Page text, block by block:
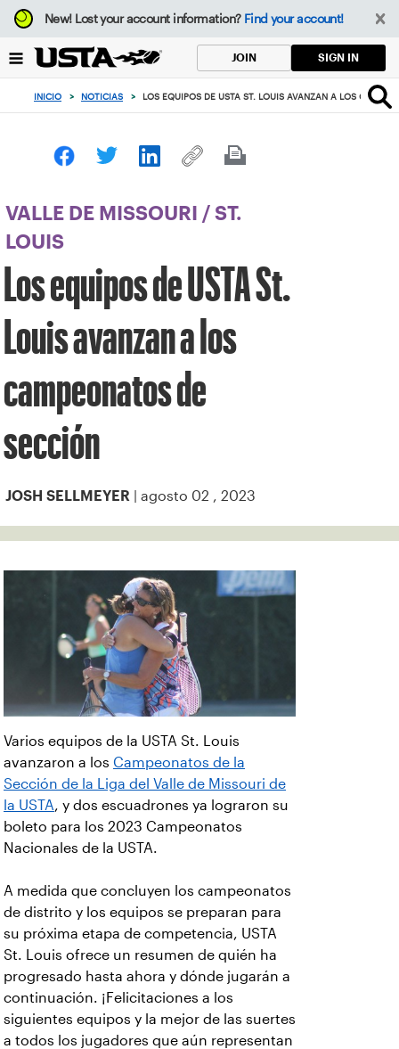
Enfoque
desde
botón
volver
principio
New!Lost your account information? Find your account!
JOIN SIGN IN
INICIO > NOTICIAS > LOS EQUIPOS DE USTA ST. LOUIS AVANZAN A LOS
VALLE DE MISSOURI / ST.
LOUIS
Los equipos de USTA St.
Louis avanzan a los
campeonatos de
sección
JOSH SELLMEYER | agosto 02 , 2023
Varios equipos de la USTA St. Louis
avanzaron a los Campeonatos de la
Sección de la Liga del Valle de Missouri de
la USTA, y dos escuadrones ya lograron su
boleto para los 2023 Campeonatos
Nacionales de la USTA.
A medida que concluyen los campeonatos
de distrito y los equipos se preparan para
su próxima etapa de competencia, USTA
St. Louis ofrece un resumen de quién ha
progresado hasta ahora y dónde jugarán a
continuación. ¡Felicitaciones a los
siguientes equipos y la mejor de las suertes
a todos los jugadores que aún representan